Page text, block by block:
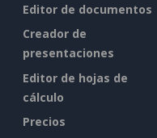
Editor de documentos
Creador de
presentaciones
Editor de hojas de
cálculo
Precios